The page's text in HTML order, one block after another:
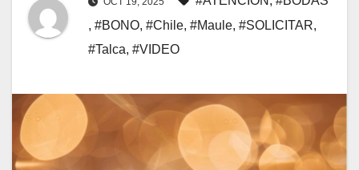
, #BONO, #Chile, #Maule, #SOLICITAR,
#Talca, #VIDEO